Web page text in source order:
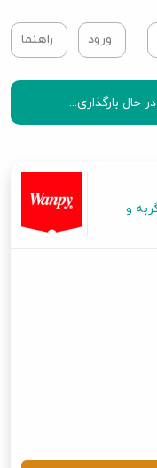
ورود راهنما
در حال بارگذاری...
و